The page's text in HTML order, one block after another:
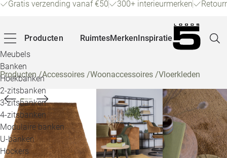
Gratis verzending vanaf €50 300+ interieurmerken
Producten
Meubels
Banken
Hoekbanken
2-zitsbanken
3-zitsbanken
4-zitsbanken
Modulaire banken
U-banken
Hockers
RuimtesMerkenInspiratie
Producten/Accessoires /Woonaccessoires /Vloerkleden